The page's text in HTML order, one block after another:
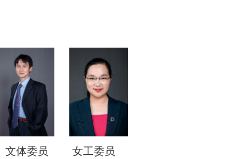
文体委员 女工委员